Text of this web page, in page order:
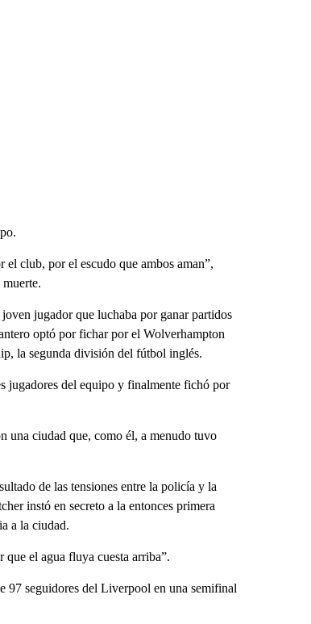
club, por el escudo que ambos aman”,
jugador que luchaba por ganar partidos
optó por fichar por el Wolverhampton
la segunda división del fútbol inglés.
jugadores del equipo y finalmente fichó por
una ciudad que, como él, a menudo tuvo
de las tensiones entre la policía y la
instó en secreto a la entonces primera
a la ciudad.
el agua fluya cuesta arriba”.
97 seguidores del Liverpool en una semifinal